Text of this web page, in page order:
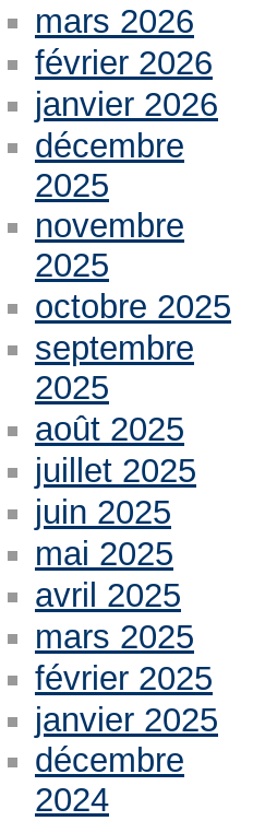
mars 2026
février 2026
janvier 2026
décembre
2025
novembre
2025
octobre 2025
septembre
2025
août 2025
juillet 2025
juin 2025
mai 2025
avril 2025
mars 2025
février 2025
janvier 2025
décembre
2024